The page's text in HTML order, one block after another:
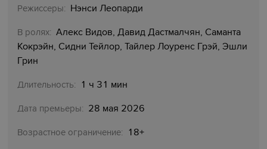
Режиссеры: Нэнси Леопарди
В ролях: Алекс Видов, Давид Дастмалчян, Саманта
Кокрэйн, Сидни Тейлор, Тайлер Лоуренс Грэй, Эшли
Грин
Длительность: 1 ч 31 мин
Дата премьеры: 28 мая 2026
Возрастное ограничение: 18+